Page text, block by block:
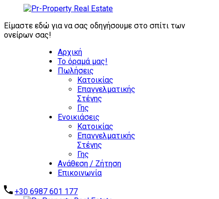
Είμαστε εδώ για να σας οδηγήσουμε στο σπίτι των
ονείρων σας!
Αρχική
Το όραμά μας!
Πωλήσεις
Κατοικίας
Επαγγελματικής
Στέγης
Γης
Ενοικιάσεις
Κατοικίας
Επαγγελματικής
Στέγης
Γης
Ανάθεση / Ζήτηση
Επικοινωνία
+30 6987 601 177
ΖΗΤΟΥΝΤΑΙ
ΑΜΕΣΑ:
ΕΠΕΝΔΥΤΙΚΑ
ΑΥΤΟΤΕΛΗ
ΑΞΙΟΛΟΓΑ
ΑΚΙΝΗΤΑ -
ΞΕΝΟΔΟΧΕΙΑ -
ΑΠΟΘΗΚΕΣ -
ΒΙΟΜΗΧΑΝΙΚΑ
Επικοινωνήστε μαζί μας